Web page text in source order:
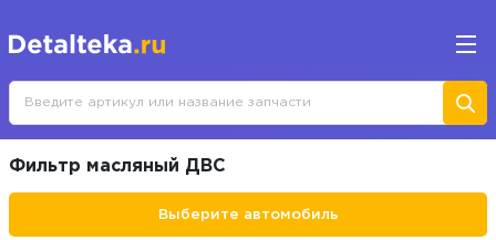
Фильтр масляный ДВС
Выберите автомобиль